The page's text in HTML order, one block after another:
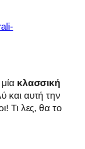
μία κλασσική
και αυτή την
Τι λες, θα το